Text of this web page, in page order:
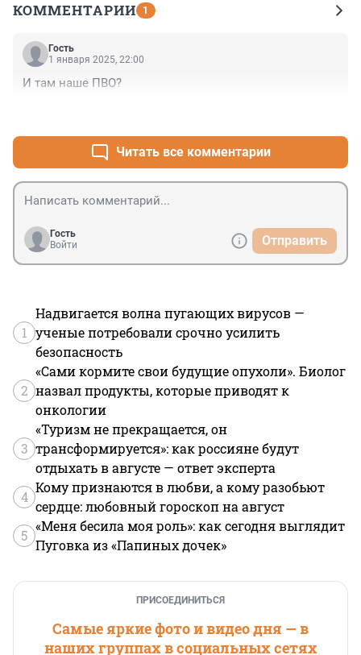
КОММЕНТАРИИ 1
Гость
1 января 2025, 22:00
И там наше ПВО?
Читать все комментарии
Гость
Войти
Отправить
1
Надвигается волна пугающих вирусов —
ученые потребовали срочно усилить
безопасность
2
«Сами кормите свои будущие опухоли». Биолог
назвал продукты, которые приводят к
онкологии
3
«Туризм не прекращается, он
трансформируется»: как россияне будут
отдыхать в августе — ответ эксперта
4
Кому признаются в любви, а кому разобьют
сердце: любовный гороскоп на август
5
«Меня бесила моя роль»: как сегодня выглядит
Пуговка из «Папиных дочек»
ПРИСОЕДИНИТЬСЯ
Самые яркие фото и видео дня — в
наших группах в социальных сетях